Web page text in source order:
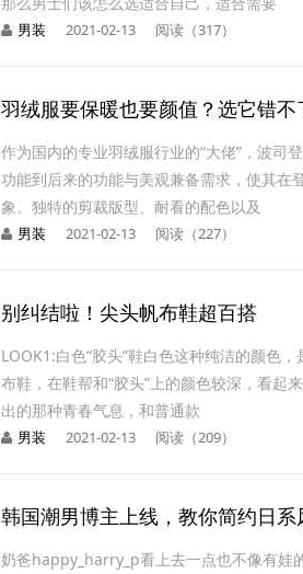
男装 2021-02-13 阅读（317）
羽绒服要保暖也要颜值？选它错不
作为国内的专业羽绒服行业的“大佬”，波司
功能到后来的功能与美观兼备需求，使其在
象。独特的剪裁版型、耐看的配色以及
男装 2021-02-13 阅读（227）
别纠结啦！尖头帆布鞋超百搭
LOOK1:白色“胶头”鞋白色这种纯洁的颜色
布鞋，在鞋帮和“胶头”上的颜色较深，看起
出的那种青春气息，和普通款
男装 2021-02-13 阅读（209）
韩国潮男博主上线，教你简约日系
奶爸happy_harry_p看上去一点也不像有娃